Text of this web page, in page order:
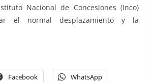
Nacional de Concesiones (Inco)
el normal desplazamiento y la
Facebook WhatsApp